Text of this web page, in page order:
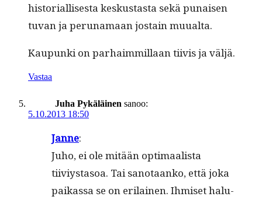
his­to­ri­al­lis­es­ta keskus­tas­ta sekä punaisen
tuvan ja peruna­maan jostain muualta.
Kaupun­ki on parhaim­mil­laan tiivis ja väljä.
Vastaa
Juha Pykäläinen sanoo:
5.10.2013 18:50
Janne:
Juho, ei ole mitään opti­maal­ista
tiiviys­ta­soa. Tai san­o­taanko, että joka
paikas­sa se on eri­lainen. Ihmiset halu­